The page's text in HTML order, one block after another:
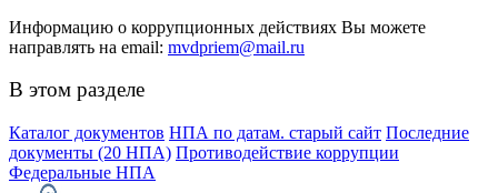
Информацию о коррупционных действиях Вы можете
направлять на email: mvdpriem@mail.ru
В этом разделе
Каталог документов НПА по датам. старый сайт Последние
документы (20 НПА) Противодействие коррупции
Федеральные НПА